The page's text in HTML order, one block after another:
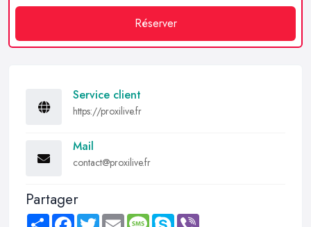
Réserver
Service client
https://proxilive.fr
Mail
contact@proxilive.fr
Partager
Share FacebookTwitter Email MessageSkype